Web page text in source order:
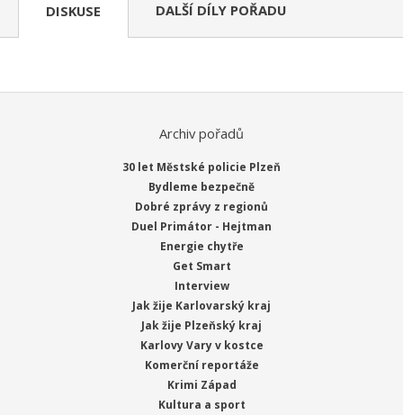
DISKUSE DALŠÍ DÍLY POŘADU
Archiv pořadů
30 let Městské policie Plzeň
Bydleme bezpečně
Dobré zprávy z regionů
Duel Primátor - Hejtman
Energie chytře
Get Smart
Interview
Jak žije Karlovarský kraj
Jak žije Plzeňský kraj
Karlovy Vary v kostce
Komerční reportáže
Krimi Západ
Kultura a sport